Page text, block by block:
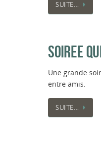
SUITE…
SOIREE
Une grande
entre amis.
SUITE…